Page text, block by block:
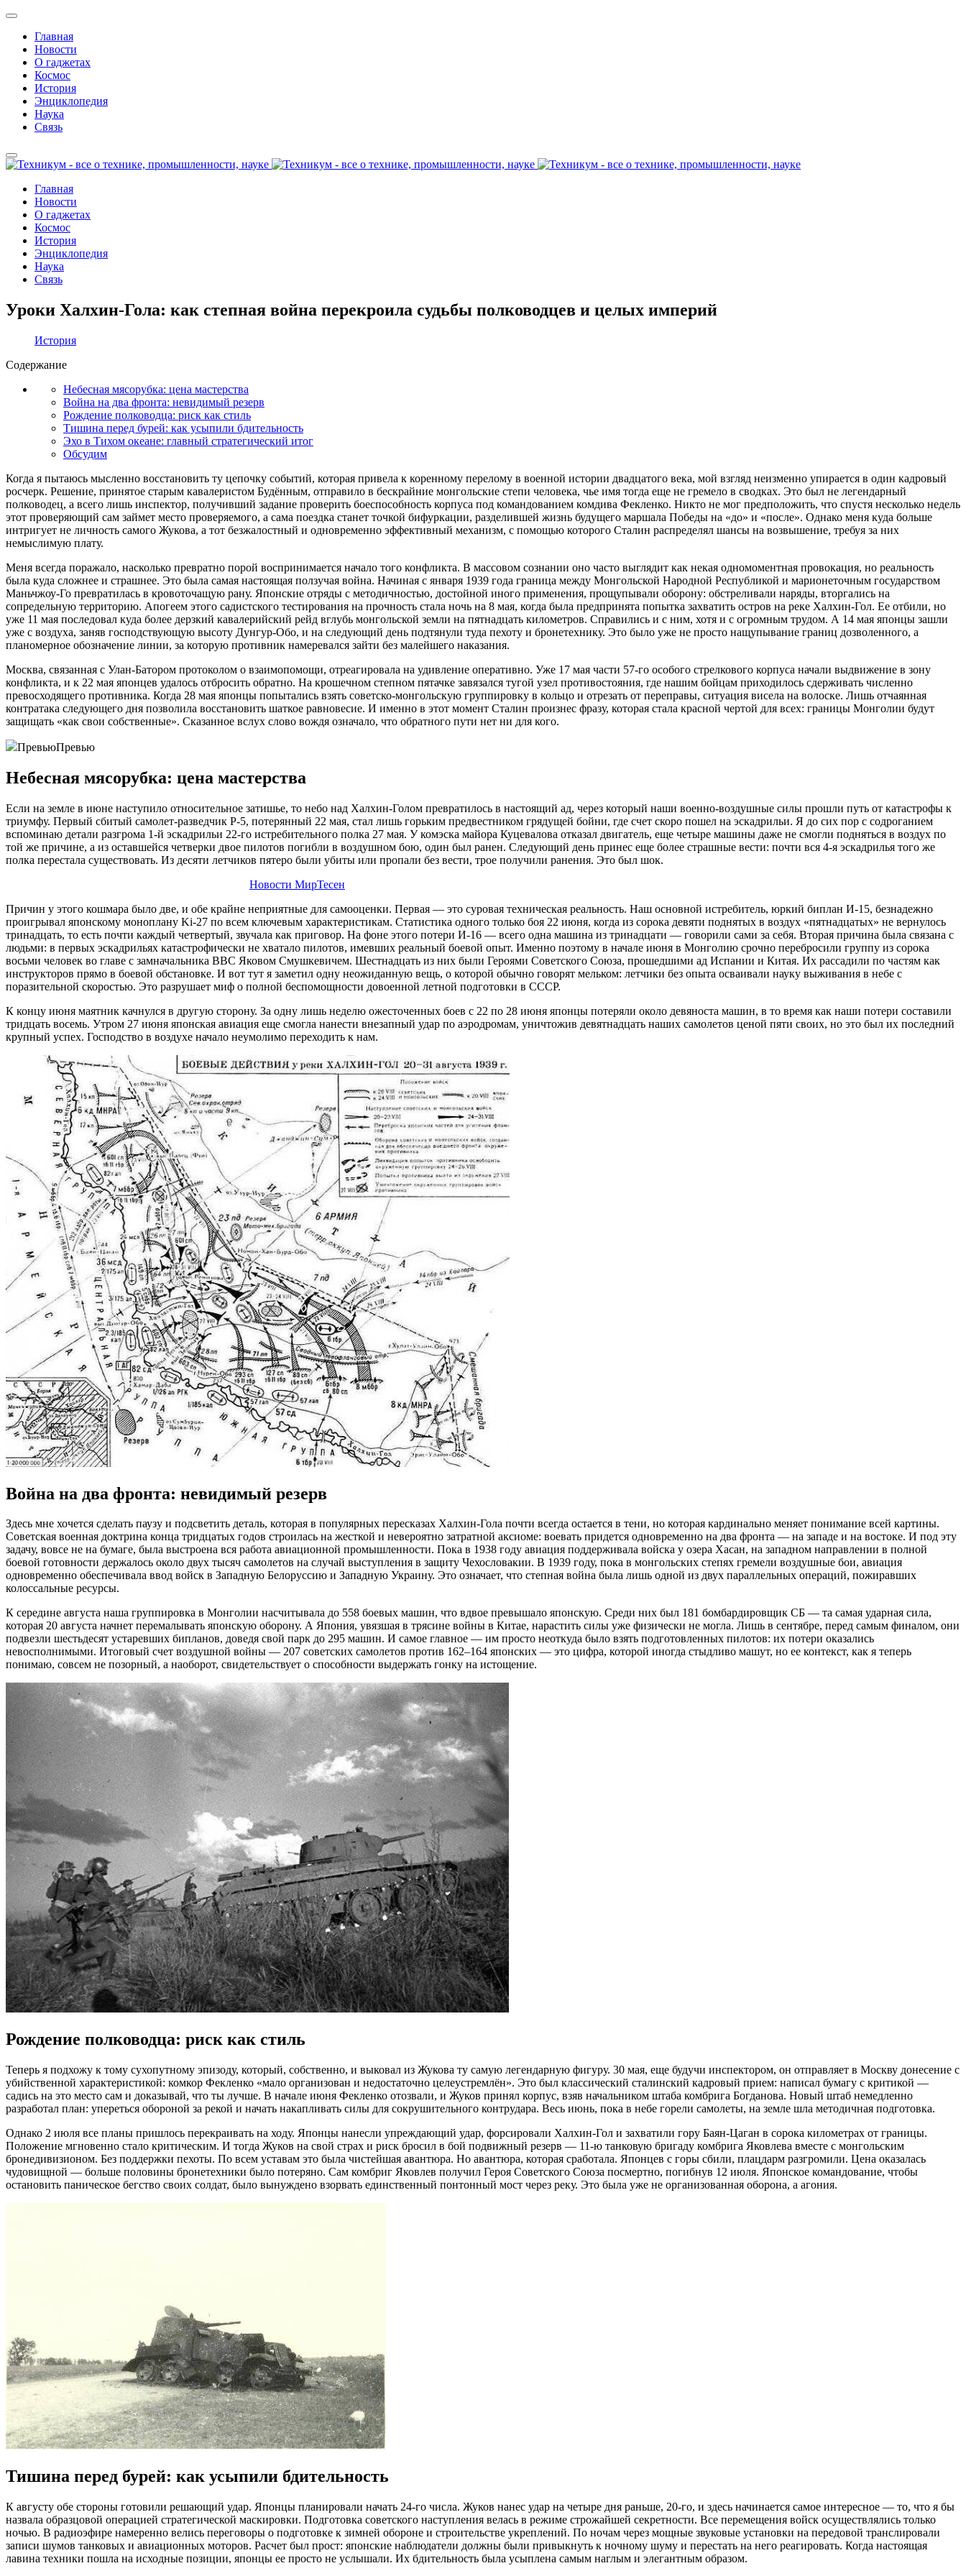
Главная
Новости
О гаджетах
Космос
История
Энциклопедия
Наука
Связь
Главная
Новости
О гаджетах
Космос
История
Энциклопедия
Наука
Связь
Уроки Халхин-Гола: как степная война перекроила судьбы полководцев и целых империй
История
Содержание
Небесная мясорубка: цена мастерства
Война на два фронта: невидимый резерв
Рождение полководца: риск как стиль
Тишина перед бурей: как усыпили бдительность
Эхо в Тихом океане: главный стратегический итог
Обсудим
Когда я пытаюсь мысленно восстановить ту цепочку событий, которая привела к коренному перелому в военной истории двадцатого века, мой взгляд неизменно упирается в один кадровый
росчерк. Решение, принятое старым кавалеристом Будённым, отправило в бескрайние монгольские степи человека, чье имя тогда еще не гремело в сводках. Это был не легендарный
полководец, а всего лишь инспектор, получивший задание проверить боеспособность корпуса под командованием комдива Фекленко. Никто не мог предположить, что спустя несколько недель
этот проверяющий сам займет место проверяемого, а сама поездка станет точкой бифуркации, разделившей жизнь будущего маршала Победы на «до» и «после». Однако меня куда больше
интригует не личность самого Жукова, а тот безжалостный и одновременно эффективный механизм, с помощью которого Сталин распределял шансы на возвышение, требуя за них
немыслимую плату.
Меня всегда поражало, насколько превратно порой воспринимается начало того конфликта. В массовом сознании оно часто выглядит как некая одномоментная провокация, но реальность
была куда сложнее и страшнее. Это была самая настоящая ползучая война. Начиная с января 1939 года граница между Монгольской Народной Республикой и марионеточным государством
Маньчжоу-Го превратилась в кровоточащую рану. Японские отряды с методичностью, достойной иного применения, прощупывали оборону: обстреливали наряды, вторгались на
сопредельную территорию. Апогеем этого садистского тестирования на прочность стала ночь на 8 мая, когда была предпринята попытка захватить остров на реке Халхин-Гол. Ее отбили, но
уже 11 мая последовал куда более дерзкий кавалерийский рейд вглубь монгольской земли на пятнадцать километров. Справились и с ним, хотя и с огромным трудом. А 14 мая японцы зашли
уже с воздуха, заняв господствующую высоту Дунгур-Обо, и на следующий день подтянули туда пехоту и бронетехнику. Это было уже не просто нащупывание границ дозволенного, а
планомерное обозначение линии, за которую противник намеревался зайти без малейшего наказания.
Москва, связанная с Улан-Батором протоколом о взаимопомощи, отреагировала на удивление оперативно. Уже 17 мая части 57-го особого стрелкового корпуса начали выдвижение в зону
конфликта, и к 22 мая японцев удалось отбросить обратно. На крошечном степном пятачке завязался тугой узел противостояния, где нашим бойцам приходилось сдерживать численно
превосходящего противника. Когда 28 мая японцы попытались взять советско-монгольскую группировку в кольцо и отрезать от переправы, ситуация висела на волоске. Лишь отчаянная
контратака следующего дня позволила восстановить шаткое равновесие. И именно в этот момент Сталин произнес фразу, которая стала красной чертой для всех: границы Монголии будут
защищать «как свои собственные». Сказанное вслух слово вождя означало, что обратного пути нет ни для кого.
ПревьюПревью
Небесная мясорубка: цена мастерства
Если на земле в июне наступило относительное затишье, то небо над Халхин-Голом превратилось в настоящий ад, через который наши военно-воздушные силы прошли путь от катастрофы к
триумфу. Первый сбитый самолет-разведчик Р-5, потерянный 22 мая, стал лишь горьким предвестником грядущей бойни, где счет скоро пошел на эскадрильи. Я до сих пор с содроганием
вспоминаю детали разгрома 1-й эскадрильи 22-го истребительного полка 27 мая. У комэска майора Куцевалова отказал двигатель, еще четыре машины даже не смогли подняться в воздух по
той же причине, а из оставшейся четверки двое пилотов погибли в воздушном бою, один был ранен. Следующий день принес еще более страшные вести: почти вся 4-я эскадрилья того же
полка перестала существовать. Из десяти летчиков пятеро были убиты или пропали без вести, трое получили ранения. Это был шок.
Новости МирТесен
Причин у этого кошмара было две, и обе крайне неприятные для самооценки. Первая — это суровая техническая реальность. Наш основной истребитель, юркий биплан И-15, безнадежно
проигрывал японскому моноплану Ki-27 по всем ключевым характеристикам. Статистика одного только боя 22 июня, когда из сорока девяти поднятых в воздух «пятнадцатых» не вернулось
тринадцать, то есть почти каждый четвертый, звучала как приговор. На фоне этого потери И-16 — всего одна машина из тринадцати — говорили сами за себя. Вторая причина была связана с
людьми: в первых эскадрильях катастрофически не хватало пилотов, имевших реальный боевой опыт. Именно поэтому в начале июня в Монголию срочно перебросили группу из сорока
восьми человек во главе с замначальника ВВС Яковом Смушкевичем. Шестнадцать из них были Героями Советского Союза, прошедшими ад Испании и Китая. Их рассадили по частям как
инструкторов прямо в боевой обстановке. И вот тут я заметил одну неожиданную вещь, о которой обычно говорят мельком: летчики без опыта осваивали науку выживания в небе с
поразительной скоростью. Это разрушает миф о полной беспомощности довоенной летной подготовки в СССР.
К концу июня маятник качнулся в другую сторону. За одну лишь неделю ожесточенных боев с 22 по 28 июня японцы потеряли около девяноста машин, в то время как наши потери составили
тридцать восемь. Утром 27 июня японская авиация еще смогла нанести внезапный удар по аэродромам, уничтожив девятнадцать наших самолетов ценой пяти своих, но это был их последний
крупный успех. Господство в воздухе начало неумолимо переходить к нам.
Война на два фронта: невидимый резерв
Здесь мне хочется сделать паузу и подсветить деталь, которая в популярных пересказах Халхин-Гола почти всегда остается в тени, но которая кардинально меняет понимание всей картины.
Советская военная доктрина конца тридцатых годов строилась на жесткой и невероятно затратной аксиоме: воевать придется одновременно на два фронта — на западе и на востоке. И под эту
задачу, вовсе не на бумаге, была выстроена вся работа авиационной промышленности. Пока в 1938 году авиация поддерживала войска у озера Хасан, на западном направлении в полной
боевой готовности держалось около двух тысяч самолетов на случай выступления в защиту Чехословакии. В 1939 году, пока в монгольских степях гремели воздушные бои, авиация
одновременно обеспечивала ввод войск в Западную Белоруссию и Западную Украину. Это означает, что степная война была лишь одной из двух параллельных операций, пожиравших
колоссальные ресурсы.
К середине августа наша группировка в Монголии насчитывала до 558 боевых машин, что вдвое превышало японскую. Среди них был 181 бомбардировщик СБ — та самая ударная сила,
которая 20 августа начнет перемалывать японскую оборону. А Япония, увязшая в трясине войны в Китае, нарастить силы уже физически не могла. Лишь в сентябре, перед самым финалом, они
подвезли шестьдесят устаревших бипланов, доведя свой парк до 295 машин. И самое главное — им просто неоткуда было взять подготовленных пилотов: их потери оказались
невосполнимыми. Итоговый счет воздушной войны — 207 советских самолетов против 162–164 японских — это цифра, которой иногда стыдливо машут, но ее контекст, как я теперь
понимаю, совсем не позорный, а наоборот, свидетельствует о способности выдержать гонку на истощение.
Рождение полководца: риск как стиль
Теперь я подхожу к тому сухопутному эпизоду, который, собственно, и выковал из Жукова ту самую легендарную фигуру. 30 мая, еще будучи инспектором, он отправляет в Москву донесение с
убийственной характеристикой: комкор Фекленко «мало организован и недостаточно целеустремлён». Это был классический сталинский кадровый прием: написал бумагу с критикой —
садись на это место сам и доказывай, что ты лучше. В начале июня Фекленко отозвали, и Жуков принял корпус, взяв начальником штаба комбрига Богданова. Новый штаб немедленно
разработал план: упереться обороной за рекой и начать накапливать силы для сокрушительного контрудара. Весь июнь, пока в небе горели самолеты, на земле шла методичная подготовка.
Однако 2 июля все планы пришлось перекраивать на ходу. Японцы нанесли упреждающий удар, форсировали Халхин-Гол и захватили гору Баян-Цаган в сорока километрах от границы.
Положение мгновенно стало критическим. И тогда Жуков на свой страх и риск бросил в бой подвижный резерв — 11-ю танковую бригаду комбрига Яковлева вместе с монгольским
бронедивизионом. Без поддержки пехоты. По всем уставам это была чистейшая авантюра. Но авантюра, которая сработала. Японцев с горы сбили, плацдарм разгромили. Цена оказалась
чудовищной — больше половины бронетехники было потеряно. Сам комбриг Яковлев получил Героя Советского Союза посмертно, погибнув 12 июля. Японское командование, чтобы
остановить паническое бегство своих солдат, было вынуждено взорвать единственный понтонный мост через реку. Это была уже не организованная оборона, а агония.
Тишина перед бурей: как усыпили бдительность
К августу обе стороны готовили решающий удар. Японцы планировали начать 24-го числа. Жуков нанес удар на четыре дня раньше, 20-го, и здесь начинается самое интересное — то, что я бы
назвала образцовой операцией стратегической маскировки. Подготовка советского наступления велась в режиме строжайшей секретности. Все перемещения войск осуществлялись только
ночью. В радиоэфире намеренно велись переговоры о подготовке к зимней обороне и строительстве укреплений. По ночам через мощные звуковые установки на передовой транслировали
записи шумов танковых и авиационных моторов. Расчет был прост: японские наблюдатели должны были привыкнуть к ночному шуму и перестать на него реагировать. Когда настоящая
лавина техники пошла на исходные позиции, японцы ее просто не услышали. Их бдительность была усыплена самым наглым и элегантным образом.